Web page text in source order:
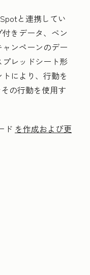
と連携してい
きデータ、ベン
ンペーンのデー
レッドシート形
により、行動を
の行動を使用す
ド を作成および更